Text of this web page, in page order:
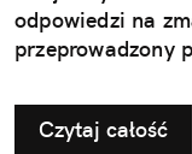
odpowiedzi na
przeprowadzony
Czytaj całość